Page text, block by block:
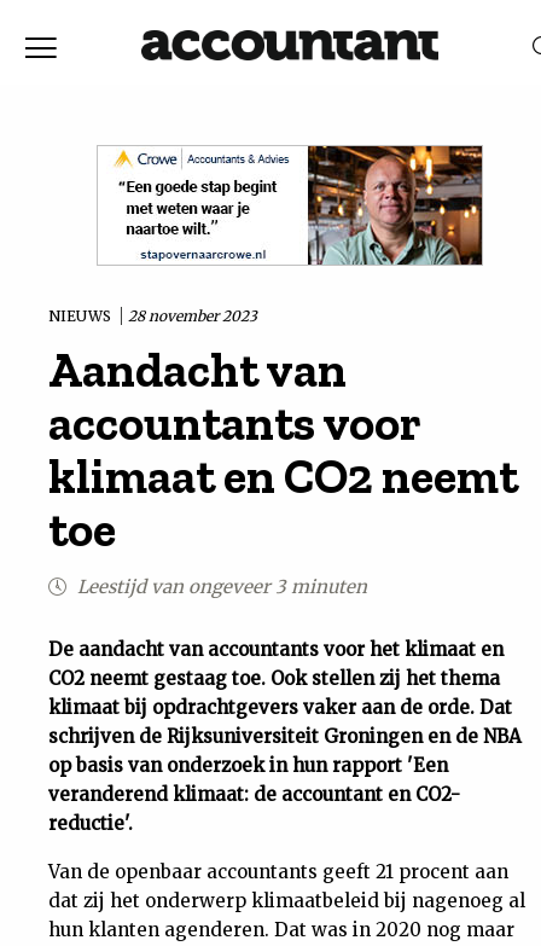
Vaktechniek
Achtergrond
Uit
Feiten
Cijfers
Magazine
NIEUWS 28 november 2023
Aandacht van
accountants voor
klimaat en CO2 neemt
toe
Leestijd van ongeveer 3 minuten
De aandacht van accountants voor het klimaat en
CO2 neemt gestaag toe. Ook stellen zij het thema
klimaat bij opdrachtgevers vaker aan de orde. Dat
schrijven de Rijksuniversiteit Groningen en de NBA
op basis van onderzoek in hun rapport 'Een
veranderend klimaat: de accountant en CO2-
reductie'.
Van de openbaar accountants geeft 21 procent aan
dat zij het onderwerp klimaatbeleid bij nagenoeg al
hun klanten agenderen. Dat was in 2020 nog maar
RELEVANTIEDATUM